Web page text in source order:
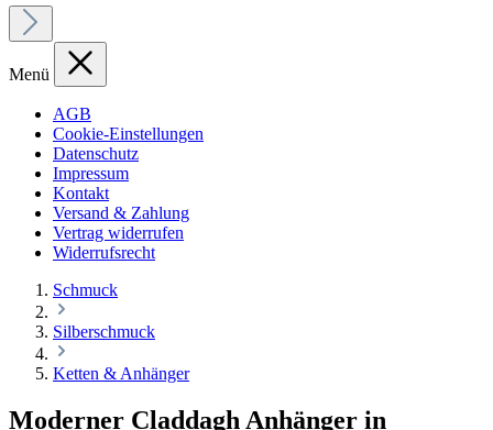
Menü
AGB
Cookie-Einstellungen
Datenschutz
Impressum
Kontakt
Versand & Zahlung
Vertrag widerrufen
Widerrufsrecht
Schmuck
Silberschmuck
Ketten & Anhänger
Moderner Claddagh Anhänger in